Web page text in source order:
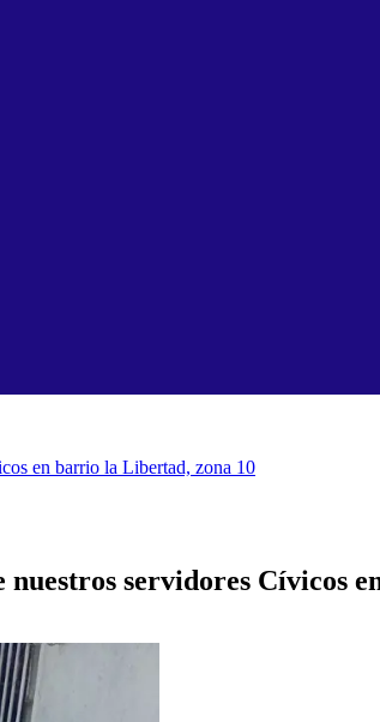
en barrio la Libertad, zona 10
nuestros servidores Cívicos